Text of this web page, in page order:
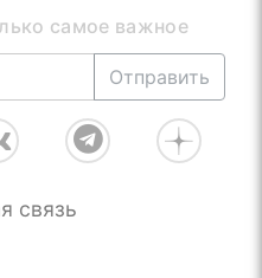
самое важное
Отправить
связь